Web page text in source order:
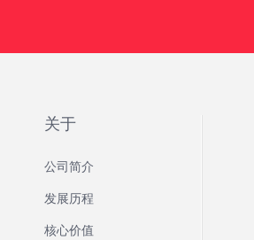
关于
公司简介
发展历程
核心价值